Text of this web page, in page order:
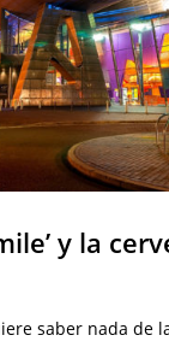
y la
saber nada de